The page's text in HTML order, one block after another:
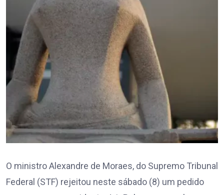
O ministro Alexandre de Moraes, do Supremo Tribunal
Federal (STF) rejeitou neste sábado (8) um pedido